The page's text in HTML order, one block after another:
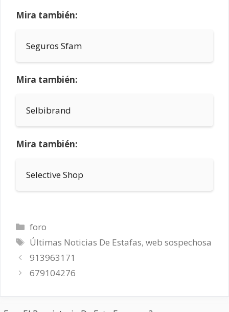
Mira también:
Seguros Sfam
Mira también:
Selbibrand
Mira también:
Selective Shop
Categorías
foro
Etiquetas
Últimas Noticias De Estafas,web sospechosa
913963171
679104276